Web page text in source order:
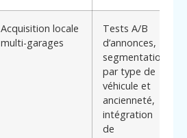
Acquisition locale
multi-garages
Tests A/B
d’annonces,
segmentation
par type de
véhicule et
ancienneté,
intégration
de